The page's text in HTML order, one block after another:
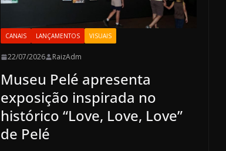
CANAIS LANÇAMENTOS VISUAIS
22/07/2026 RaizAdm
Museu Pelé apresenta
exposição inspirada no
histórico “Love, Love, Love”
de Pelé